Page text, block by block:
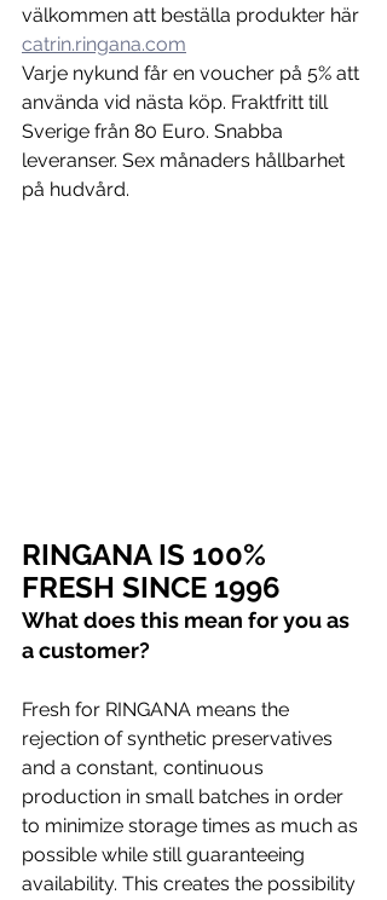
välkommen att beställa produkter här
catrin.ringana.com
Varje nykund får en voucher på 5% att
använda vid nästa köp. Fraktfritt till
Sverige från 80 Euro. Snabba
leveranser. Sex månaders hållbarhet
på hudvård.
RINGANA IS 100%
FRESH SINCE 1996
What does this mean for you as
a customer?
Fresh for RINGANA means the
rejection of synthetic preservatives
and a constant, continuous
production in small batches in order
to minimize storage times as much as
possible while still guaranteeing
availability. This creates the possibility